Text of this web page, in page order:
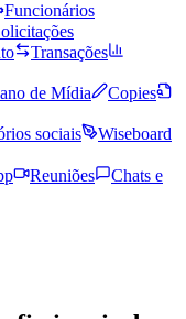
Funcionários
Transações
de Mídia
Copies
sociais
Wiseboard
Reuniões
Chats e